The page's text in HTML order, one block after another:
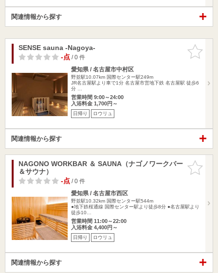
関連情報から探す
お気に入
りに追加
SENSE sauna -Nagoya-
-点/ 0 件
愛知県 / 名古屋市中村区
野並駅10.07km 国際センター駅249m
JR名古屋駅より車で1分 名古屋市営地下鉄 名古屋駅 徒歩6
分 …
営業時間 9:00～24:00
入浴料金 1,700円～
日帰り ロウリュ
関連情報から探す
お気に入
りに追加
NAGONO WORKBAR ＆ SAUNA（ナゴノワークバー
＆サウナ）
-点/ 0 件
愛知県 / 名古屋市西区
野並駅10.32km 国際センター駅544m
●地下鉄桜通線 国際センター駅より徒歩8分 ●名古屋駅より
徒歩10…
営業時間 11:00～22:00
入浴料金 4,400円～
日帰り ロウリュ
関連情報から探す